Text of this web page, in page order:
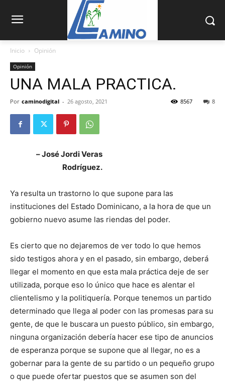
Inicio Opinión
Opinión
UNA MALA PRACTICA.
Por caminodigital - 26 agosto, 2021 8
8567
– José Jordi Veras
Rodríguez.
Ya resulta un trastorno lo que supone para las
instituciones del Estado Dominicano, a la hora de que un
gobierno nuevo asume las riendas del poder.
Es cierto que no dejaremos de ver todo lo que hemos
sido testigos ahora y en el pasado, sin embargo, deberá
llegar el momento en que esta mala práctica deje de ser
utilizada, porque eso lo único que hace es alentar el
clientelismo y la politiquería. Porque tenemos un partido
determinado que llega al poder con las promesas para su
gente, de que le buscara un puesto público, sin embargo,
ninguna organización debería hacer ese tipo de anuncios
de esperanza porque se supone que al llegar, no es a
gobernar para la gente de su partido o un pequeño grupo
o que puede ofertar puestos que se asumen son del